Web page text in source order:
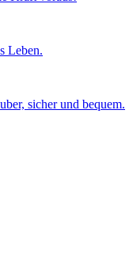
Leben.
sicher und bequem.